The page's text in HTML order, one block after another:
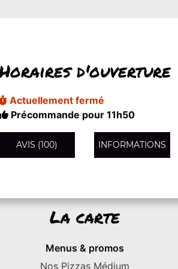
d'ouverture
Actuellement fermé
Précommande pour 11h50
AVIS (100) INFORMATIONS
La carte
Menus & promos
Nos Pizzas Médium